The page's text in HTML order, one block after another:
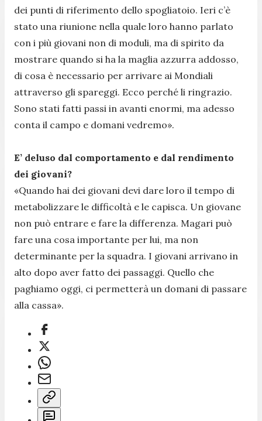
dei punti di riferimento dello spogliatoio. Ieri c’è
stato una riunione nella quale loro hanno parlato
con i più giovani non di moduli, ma di spirito da
mostrare quando si ha la maglia azzurra addosso,
di cosa è necessario per arrivare ai Mondiali
attraverso gli spareggi. Ecco perché li ringrazio.
Sono stati fatti passi in avanti enormi, ma adesso
conta il campo e domani vedremo».
E’ deluso dal comportamento e dal rendimento
dei giovani?
«Quando hai dei giovani devi dare loro il tempo di
metabolizzare le difficoltà e le capisca. Un giovane
non può entrare e fare la differenza. Magari può
fare una cosa importante per lui, ma non
determinante per la squadra. I giovani arrivano in
alto dopo aver fatto dei passaggi. Quello che
paghiamo oggi, ci permetterà un domani di passare
alla cassa».